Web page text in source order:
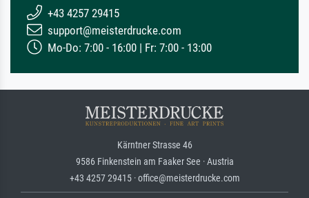
+43 4257 29415
support@meisterdrucke.com
Mo-Do: 7:00 - 16:00 | Fr: 7:00 - 13:00
Kärntner Strasse 46
9586 Finkenstein am Faaker See · Austria
+43 4257 29415 · office@meisterdrucke.com